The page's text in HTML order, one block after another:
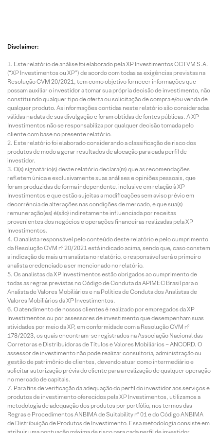
io do
Giba 07
de
agosto
de
2026
Técnic
a Arena
para 07
de
agosto
de
2026
cias
07/08/2
026 |
das
princip
ais
ações
da
Bolsa
06/
026 |
a de
Disclaimer:
Este relatório de análise foi elaborado pela XP Investimentos CCTVM S.A.
(“XP Investimentos ou XP”) de acordo com todas as exigências previstas na
Resolução CVM 20/2021, tem como objetivo fornecer informações que
possam auxiliar o investidor a tomar sua própria decisão de investimento, não
constituindo qualquer tipo de oferta ou solicitação de compra e/ou venda de
qualquer produto. As informações contidas neste relatório são consideradas
válidas na data de sua divulgação e foram obtidas de fontes públicas. A XP
Investimentos não se responsabiliza por qualquer decisão tomada pelo
cliente com base no presente relatório.
Este relatório foi elaborado considerando a classificação de risco dos
produtos de modo a gerar resultados de alocação para cada perfil de
investidor.
O(s) signatário(s) deste relatório declara(m) que as recomendações
refletem única e exclusivamente suas análises e opiniões pessoais, que
foram produzidas de forma independente, inclusive em relação à XP
Investimentos e que estão sujeitas a modificações sem aviso prévio em
decorrência de alterações nas condições de mercado, e que sua(s)
remuneração(es) é(são) indiretamente influenciada por receitas
provenientes dos negócios e operações financeiras realizadas pela XP
Investimentos.
O analista responsável pelo conteúdo deste relatório e pelo cumprimento
da Resolução CVM nº 20/2021 está indicado acima, sendo que, caso constem
a indicação de mais um analista no relatório, o responsável será o primeiro
analista credenciado a ser mencionado no relatório.
Os analistas da XP Investimentos estão obrigados ao cumprimento de
todas as regras previstas no Código de Conduta da APIMEC Brasil para o
Analista de Valores Mobiliários e na Política de Conduta dos Analistas de
Valores Mobiliários da XP Investimentos.
O atendimento de nossos clientes é realizado por empregados da XP
Investimentos ou por assessores de investimento que desempenham suas
atividades por meio da XP, em conformidade com a Resolução CVM nº
178/2023, os quais encontram-se registrados na Associação Nacional das
Corretoras e Distribuidoras de Títulos e Valores Mobiliários – ANCORD. O
assessor de investimento não pode realizar consultoria, administração ou
gestão de patrimônio de clientes, devendo atuar como intermediário e
solicitar autorização prévia do cliente para a realização de qualquer operação
no mercado de capitais.
Para fins de verificação da adequação do perfil do investidor aos serviços e
produtos de investimento oferecidos pela XP Investimentos, utilizamos a
metodologia de adequação dos produtos por portfólio, nos termos das
Regras e Procedimentos ANBIMA de Suitability nº 01 e do Código ANBIMA
de Distribuição de Produtos de Investimento. Essa metodologia consiste em